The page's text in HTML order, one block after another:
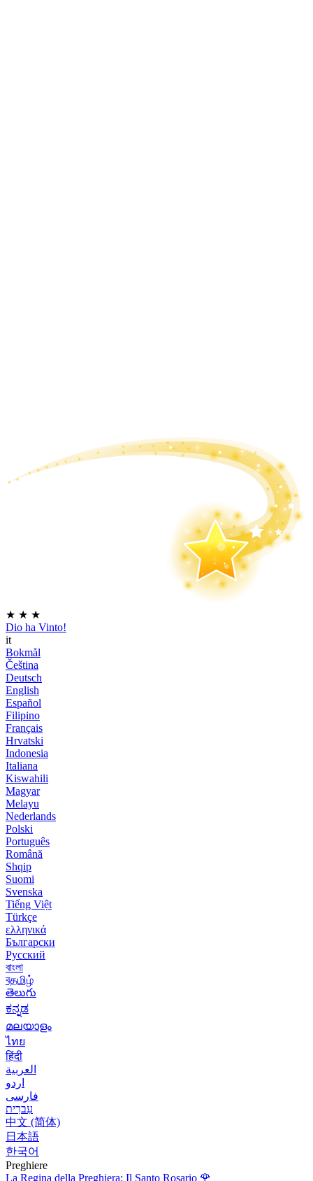
★ ★ ★
Dio ha Vinto!
it
Bokmål
Čeština
Deutsch
English
Español
Filipino
Français
Hrvatski
Indonesia
Italiana
Kiswahili
Magyar
Melayu
Nederlands
Polski
Português
Română
Shqip
Suomi
Svenska
Tiếng Việt
Türkçe
ελληνικά
Български
Русский
বাংলা
বதமிழ்
తెలుగు
ಕನ್ನಡ
മലയാളം
ไทย
हिंदी
العربية
اردو
فارسی
עִברִית
中文 (简体)
日本語
한국어
Preghiere
La Regina della Preghiera: Il Santo Rosario 🌹